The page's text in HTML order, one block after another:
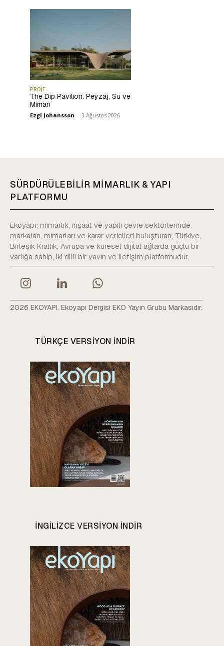
PROJE
The Dip Pavilion: Peyzaj, Su ve
Mimari
Ezgi Johansson - 3 Ağustos 2026
SÜRDÜRÜLEBİLİR MİMARLIK & YAPI
PLATFORMU
Ekoyapı; mimarlık, inşaat ve yapılı çevre sektörlerinde
markaları, mimarları ve karar vericileri buluşturan; Türkiye,
Birleşik Krallık, Avrupa ve küresel dijital ağlarda güçlü bir
varlığa sahip, iki dilli bir yayın ve iletişim platformudur.
2026 EKOYAPI. Ekoyapı Dergisi EKO Yayın Grubu Markasıdır.
TÜRKÇE VERSIYON INDIR
INGILIZCE VERSIYON INDIR